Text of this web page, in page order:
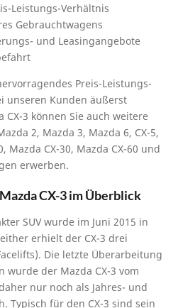
Leistungs-Verhältnis
Gebrauchtwagens
und Leasingangebote
Preis-Leistungs-
unseren Kunden äußerst
3 können Sie auch weitere
2, Mazda 3, Mazda 6, CX-5,
Mazda CX-30, Mazda CX-60 und
erwerben.
CX-3 im Überblick
SUV wurde im Juni 2015 in
erhielt der CX-3 drei
Die letzte Überarbeitung
wurde der Mazda CX-3 vom
nur noch als Jahres- und
Typisch für den CX-3 sind sein